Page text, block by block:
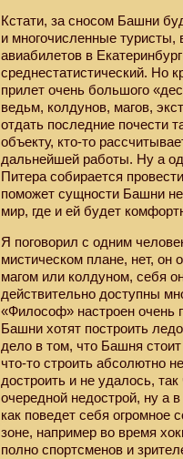
Кстати, за сносом Башни
и многочисленные туристы,
авиабилетов в
среднестатистический. Но
прилет очень большого
ведьм, колдунов, магов,
отдать последние почести
объекту, кто-то
дальнейшей работы. Ну а
Питера собирается
поможет сущности Башни
мир, где и ей будет
Я поговорил с одним
мистическом плане, нет, он
магом или колдуном, себя
действительно доступны
«Философ» настроен очень
Башни хотят построить
дело в том, что Башня стоит
что-то строить абсолютно
достроить и не удалось,
очередной недострой, ну а
как поведет себя огромное
зоне, например во время
полно спортсменов и